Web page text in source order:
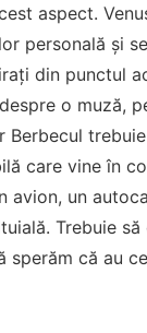
aspect.
personală și
din punctul
o muză,
Berbecul
care vine în
avion, un
Trebuie să
sperăm că au